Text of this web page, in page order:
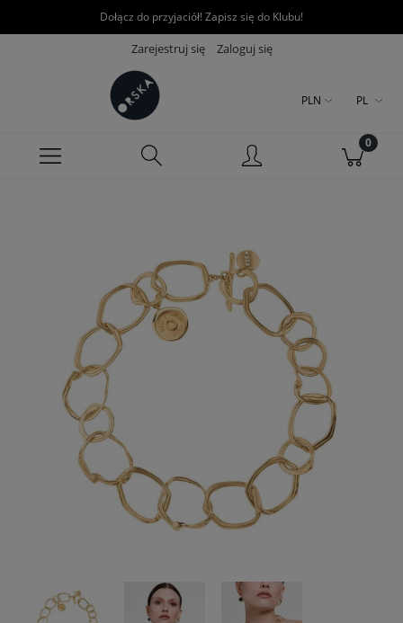
Dołącz do przyjaciół! Zapisz się do Klubu!
Zarejestruj się Zaloguj się
PLN PL